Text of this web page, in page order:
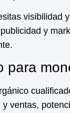
visibilidad
y
para
ventas,